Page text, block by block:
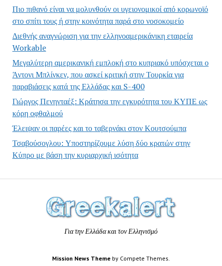
Πιο πιθανό είναι να μολυνθούν οι υγειονομικοί από κορωνοϊό
στο σπίτι τους ή στην κοινότητα παρά στο νοσοκομείο
Διεθνής αναγνώριση για την ελληνοαμερικάνικη εταιρεία
Workable
Μεγαλύτερη αμερικανική εμπλοκή στο κυπριακό υπόσχεται ο
Άντονι Μπλίνκεν, που ασκεί κριτική στην Τουρκία για
παραβιάσεις κατά της Ελλάδας και S-400
Γιώργος Πενηνταέξ: Κράτησα την εγκυρότητα του ΚΥΠΕ ως
κόρη οφθαλμού
Έλειψαν οι παρέες και το ταβερνάκι στον Κουτσούμπα
Τσαβούσογλου: Υποστηρίζουμε λύση δύο κρατών στην
Κύπρο με βάση την κυριαρχική ισότητα
Για την Ελλάδα και τον Ελληνισμό
Mission News Theme by Compete Themes.